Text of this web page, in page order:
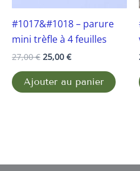
#1017&#1018 – parure
mini trèfle à 4 feuilles
27,00€ 25,00 €
Ajouter au panier